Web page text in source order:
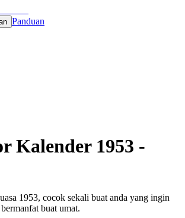
Panduan
Kalender 1953 -
1953, cocok sekali buat anda yang ingin
buat umat.